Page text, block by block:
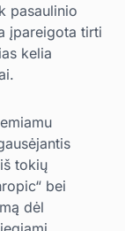
pasaulinio
įpareigota tirti
kelia
tokių
bei
dėl